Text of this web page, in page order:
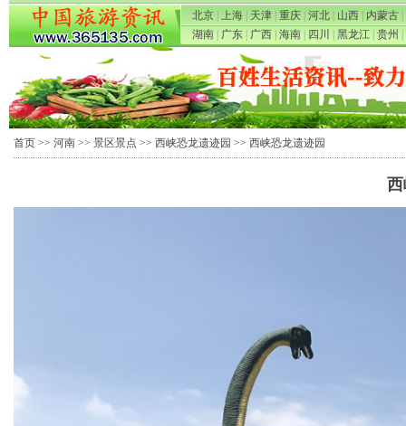
北京 上海 天津 重庆 河北 山西 内蒙古
湖南
广东 广西 海南 四川 黑龙江 贵州
首页 >> 河南 >> 景区景点 >> 西峡恐龙遗迹园 >> 西峡恐龙遗迹园